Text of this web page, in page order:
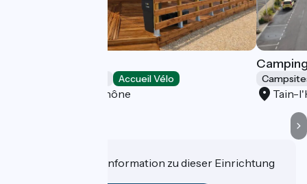
Accueil Vélo
Tournon-sur-Rhône Tain-
Haben Sie eine Information zu dieser Einrichtung